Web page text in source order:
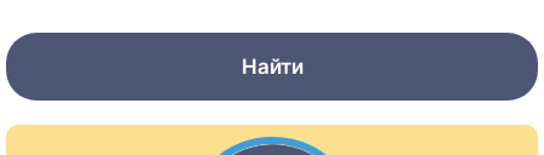
Найти